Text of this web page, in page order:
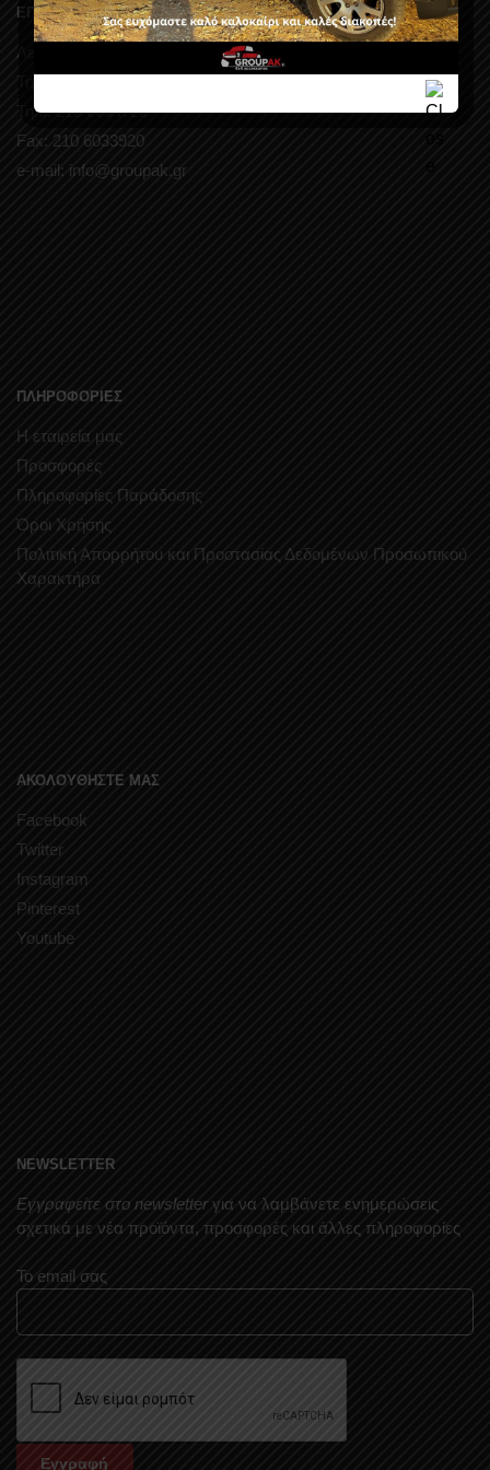
ΕΠΙΚΟΙΝΩΝΗΣΤΕ ΜΑΖΙ ΜΑΣ
Λεωφ. Μαραθώνος 146 – Παλλήνη
Τηλ.: 210 6034727
Τηλ.: 210 6034728
Fax: 210 6033920
e-mail: info@groupak.gr
ΠΛΗΡΟΦΟΡΙΕΣ
Η εταιρεία μας
Προσφορές
Πληροφορίες Παράδοσης
Όροι Χρήσης
Πολιτική Απορρήτου και Προστασίας Δεδομένων Προσωπικού
Χαρακτήρα
ΑΚΟΛΟΥΘΗΣΤΕ ΜΑΣ
Facebook
Twitter
Instagram
Pinterest
Youtube
NEWSLETTER
Εγγραφείτε στο newsletterγια να λαμβάνετε ενημερώσεις
σχετικά με νέα προϊόντα, προσφορές και άλλες πληροφορίες
Το email σας